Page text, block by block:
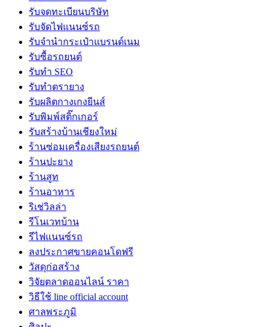
รับจดทะเบียนบริษัท
รับจัดไฟแนนซ์รถ
รับจำนำกระเป๋าแบรนด์เนม
รับซื้อรถยนต์
รับทำ SEO
รับทำตรายาง
รับผลิตกางเกงยีนส์
รับพิมพ์สติ๊กเกอร์
รับสร้างบ้านเชียงใหม่
ร้านซ่อมเครื่องเสียงรถยนต์
ร้านปะยาง
ร้านสูท
ร้านอาหาร
ริเช่วิลล่า
รีโนเวทบ้าน
รีไฟแนนซ์รถ
ลงประกาศขายคอนโดฟรี
วัสดุก่อสร้าง
วิจัยตลาดออนไลน์ ราคา
วิธีใช้ line official account
ศาลพระภูมิ